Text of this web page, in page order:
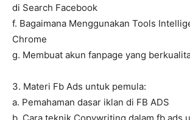
di Search Facebook
f. Bagaimana Menggunakan Tools
Chrome
g. Membuat akun fanpage yang
3. Materi Fb Ads untuk pemula:
a. Pemahaman dasar iklan di FB ADS